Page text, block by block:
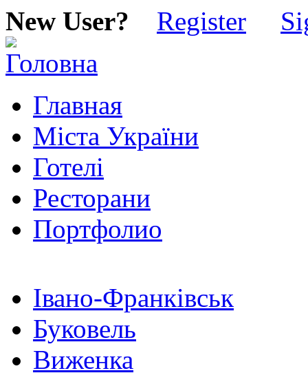
New User? Register
Главная
Міста України
Готелі
Ресторани
Портфолио
Івано-Франківськ
Буковель
Виженка